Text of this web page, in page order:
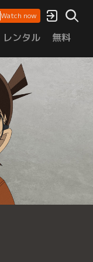
Watch now
レンタル 無料